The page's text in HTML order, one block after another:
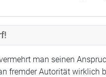
man seinen
fremder Autorität wirklich